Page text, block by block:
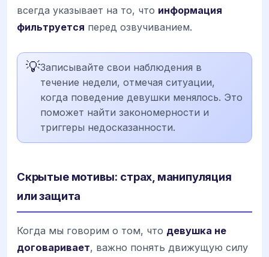
всегда указывает на то, что информация
фильтруется перед озвучиванием.
💡Записывайте свои наблюдения в
течение недели, отмечая ситуации,
когда поведение девушки менялось. Это
поможет найти закономерности и
триггеры недосказанности.
Скрытые мотивы: страх, манипуляция
или защита
Когда мы говорим о том, что девушка не
договаривает, важно понять движущую силу